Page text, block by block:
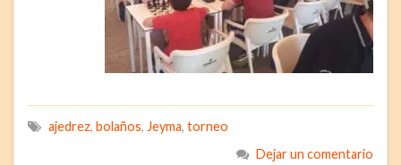
ajedrez, bolaños, Jeyma, torneo
Dejar un comentario